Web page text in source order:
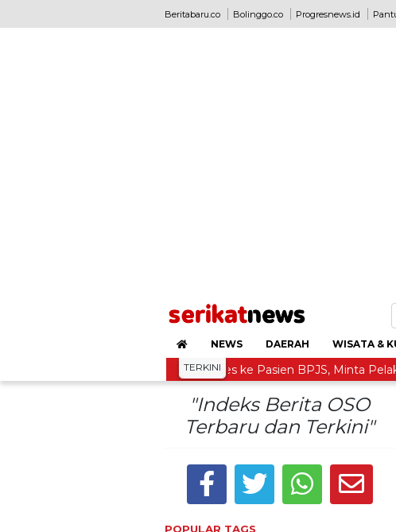
Beritabaru.co Bolinggo.co Progresnews.id
NEWS DAERAH WISATA &
TERKINI
PKB Kecam Aksi Nirempati Nakes ke Pasien BPJS, Minta Pelaku
"Indeks Berita OSO
Terbaru dan Terkini"
POPULAR TAGS